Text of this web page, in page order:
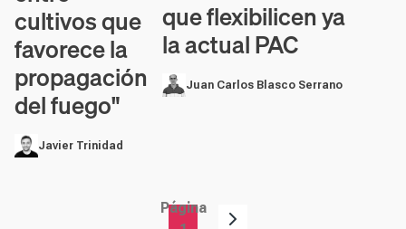
cultivos que
favorece la
propagación
del fuego"
Javier Trinidad
que flexibilicen ya
la actual PAC
Juan Carlos Blasco Serrano
Página